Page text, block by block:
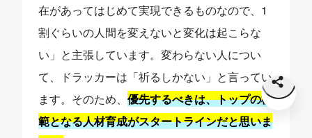
在があってはじめて実現できるものなので、1
割ぐらいの人間を変えないと変化は起こらな
い」と主張しています。変わらない人につい
て、ドラッカーは「祈るしかない」と言ってい
ます。そのため、優先するべきは、トップの模
範となる人材育成がスタートラインだと思いま